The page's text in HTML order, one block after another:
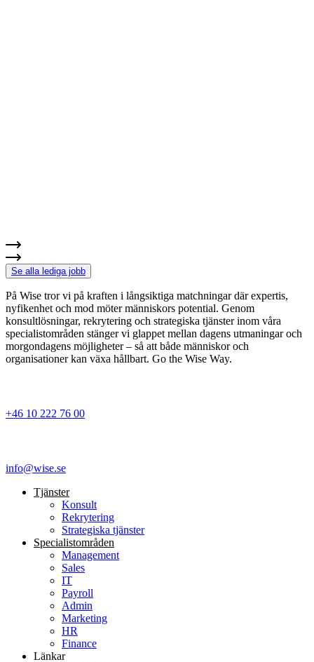
Se alla lediga jobb
På Wise tror vi på kraften i långsiktiga matchningar där expertis,
nyfikenhet och mod möter människors potential. Genom
konsultlösningar, rekrytering och strategiska tjänster inom våra
specialistområden stänger vi glappet mellan dagens utmaningar och
morgondagens möjligheter – så att både människor och
organisationer kan växa hållbart. Go the Wise Way.
+46 10 222 76 00
info@wise.se
Tjänster
Konsult
Rekrytering
Strategiska tjänster
Specialist­områden
Management
Sales
IT
Payroll
Admin
Marketing
HR
Finance
Länkar